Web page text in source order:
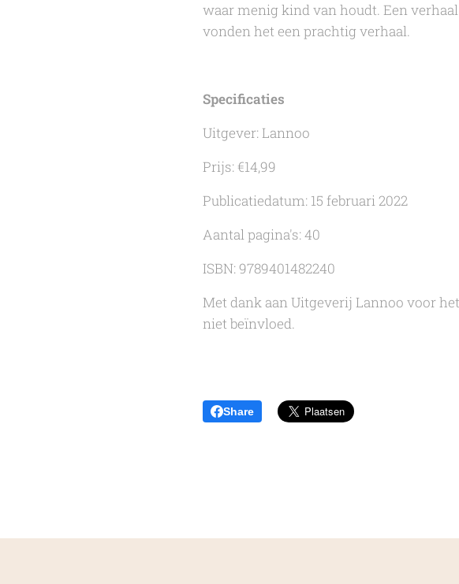
waar menig kind van houdt. Een
vonden het een prachtig verhaal.
Specificaties
Uitgever: Lannoo
Prijs: €14,99
Publicatiedatum: 15 februari 2022
Aantal pagina's: 40
ISBN: 9789401482240
Met dank aan Uitgeverij Lannoo voor
niet beïnvloed.
Share